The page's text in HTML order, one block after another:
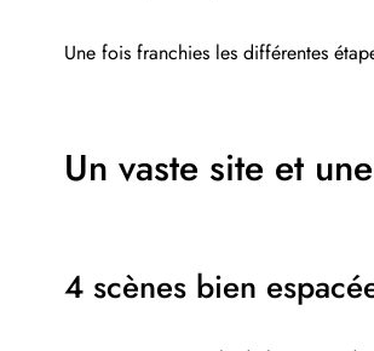
Une fois franchies les différentes
Un vaste site et
4 scènes bien